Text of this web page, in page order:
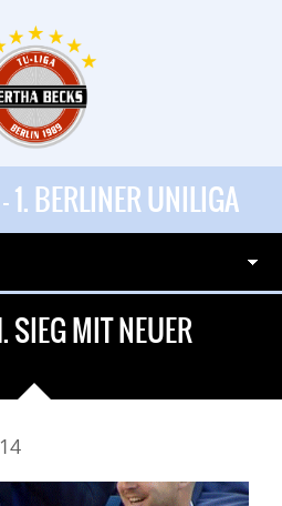
1. BERLINER UNILIGA
SIEG MIT NEUER